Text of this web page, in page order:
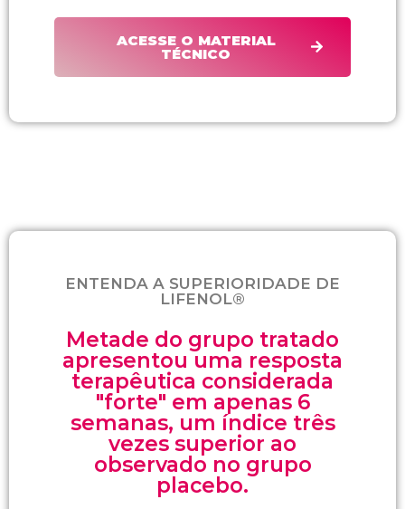
ACESSE O MATERIAL
TÉCNICO
ENTENDA A SUPERIORIDADE DE
LIFENOL®​
Metade do grupo tratado
apresentou uma resposta
terapêutica considerada
"forte" em apenas 6
semanas, um índice três
vezes superior ao
observado no grupo
placebo.